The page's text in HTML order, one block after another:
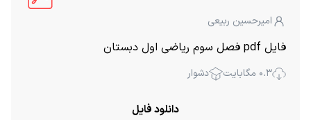
امیرحسین ربیعی
فایل pdf فصل سوم ریاضی اول دبستان
0.3 مگابایت دشوار
دانلود فایل